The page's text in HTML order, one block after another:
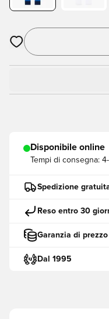
Apre una finestra
Disponibile online
Tempi di consegna:
Spedizione
Reso entro 30
Garanzia di
Dal 1995